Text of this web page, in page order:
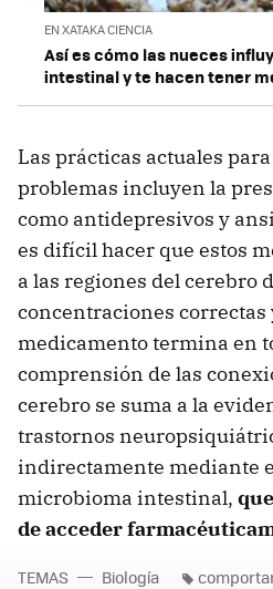
EN XATAKA CIENCIA
Así es cómo las nueces
intestinal y te hacen tener
Las prácticas actuales
problemas incluyen la
como antidepresivos y
es difícil hacer que estos
a las regiones del cerebro
concentraciones correctas
medicamento termina en
comprensión de las
cerebro se suma a la
trastornos
indirectamente mediante
microbioma intestinal,
de acceder
TEMAS Biología